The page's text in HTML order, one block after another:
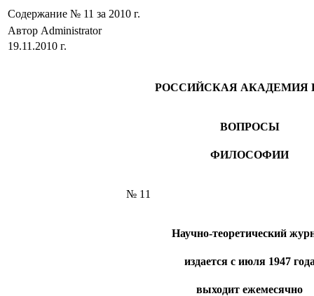
Содержание № 11 за 2010 г.
Автор Administrator
19.11.2010 г.
РОССИЙСКАЯ АКАДЕМИЯ
ВОПРОСЫ
ФИЛОСОФИИ
№ 11
Научно-теоретический
издается с июля 1947
выходит ежемесячно